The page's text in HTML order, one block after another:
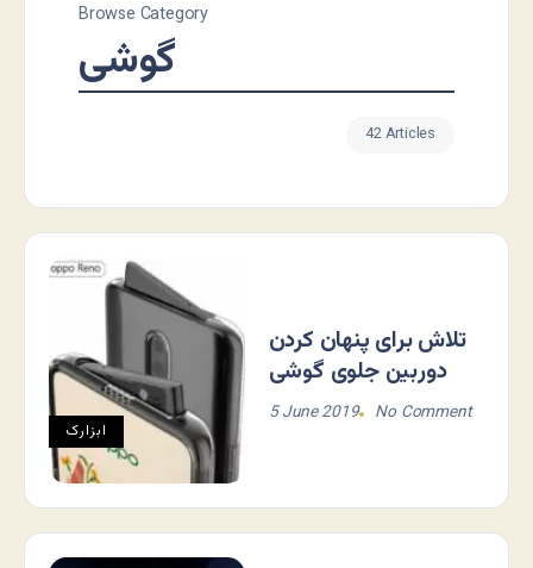
Browse Category
گوشی
42 Articles
ابزارک
تلاش برای پنهان کردن
دوربین جلوی گوشی
5 June 2019 No Comment